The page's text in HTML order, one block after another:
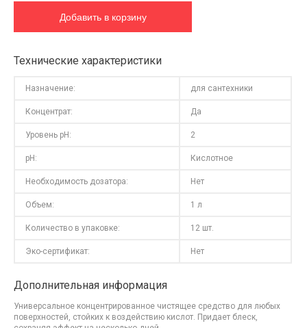
Технические характеристики
Назначение: для сантехники
Концентрат: Да
Уровень pH: 2
pH: Кислотное
Необходимость дозатора: Нет
Объем: 1 л
Количество в упаковке: 12 шт.
Эко-сертификат: Нет
Дополнительная информация
Универсальное концентрированное чистящее средство для любых
поверхностей, стойких к воздействию кислот. Придает блеск,